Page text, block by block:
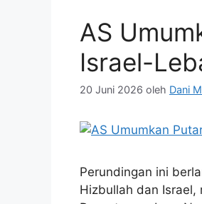
AS
Israel-
20 Juni 2026 oleh Dani
Perundingan ini
Hizbullah dan Israel,